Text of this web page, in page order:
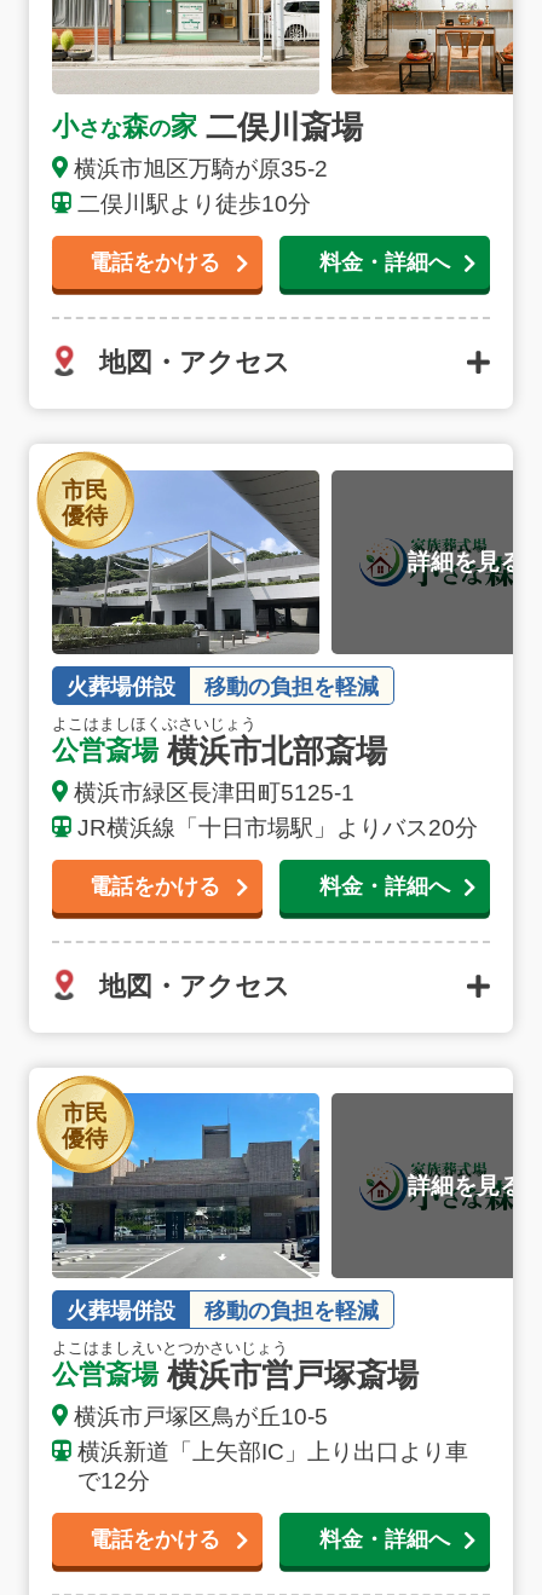
小さな森の家 二俣川斎場
横浜市旭区万騎が原35-2
二俣川駅より徒歩10分
電話をかける 料金・詳細へ
地図・アクセス
市民
優待
火葬場併設 移動の負担を軽減
よこはましほくぶさいじょう
公営斎場 横浜市北部斎場
横浜市緑区長津田町5125-1
JR横浜線「十日市場駅」よりバス20分
電話をかける 料金・詳細へ
地図・アクセス
横浜市北部斎場の詳細へ
市民
優待
火葬場併設 移動の負担を軽減
よこはましえいとつかさいじょう
公営斎場 横浜市営戸塚斎場
横浜市戸塚区鳥が丘10-5
横浜新道「上矢部IC」上り出口より車
で12分
電話をかける 料金・詳細へ
横浜市営戸塚斎場の詳細へ
お得な会員価格!